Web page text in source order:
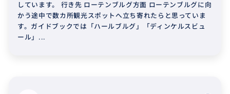
しています。 行き先 ローテンブルグ方面 ローテンブルグに向
かう途中で数カ所観光スポットへ立ち寄れたらと思っていま
す。ガイドブックでは「ハールブルグ」「ディンケルスビュ
ール」...